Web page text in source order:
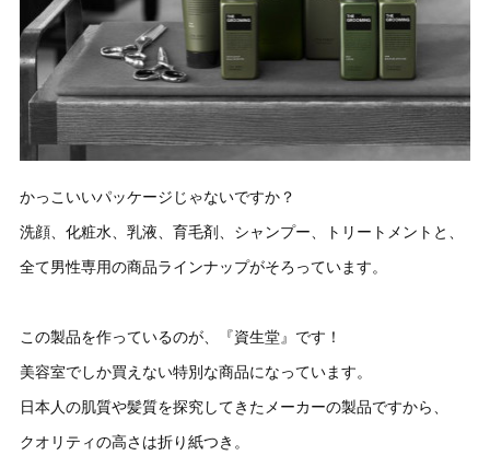
かっこいいパッケージじゃないですか？
洗顔、化粧水、乳液、育毛剤、シャンプー、トリートメントと、
全て男性専用の商品ラインナップがそろっています。
この製品を作っているのが、『資生堂』です！
美容室でしか買えない特別な商品になっています。
日本人の肌質や髪質を探究してきたメーカーの製品ですから、
クオリティの高さは折り紙つき。